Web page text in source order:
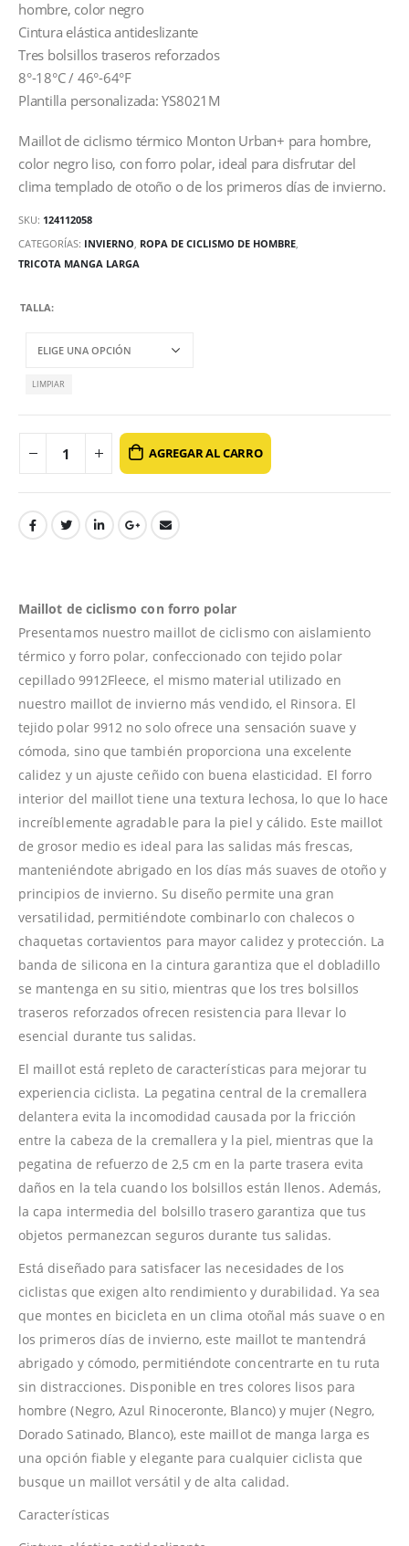
hombre, color negro
Cintura elástica antideslizante
Tres bolsillos traseros reforzados
8°-18°C / 46°-64°F
Plantilla personalizada: YS8021M
Maillot de ciclismo térmico Monton Urban+ para hombre,
color negro liso, con forro polar, ideal para disfrutar del
clima templado de otoño o de los primeros días de invierno.
SKU: 124112058
CATEGORÍAS: INVIERNO, ROPA DE CICLISMO DE HOMBRE,
TRICOTA MANGA LARGA
TALLA
LIMPIAR
AGREGAR AL CARRO
Maillot de ciclismo con forro polar
Presentamos nuestro maillot de ciclismo con aislamiento
térmico y forro polar, confeccionado con tejido polar
cepillado 9912Fleece, el mismo material utilizado en
nuestro maillot de invierno más vendido, el Rinsora. El
tejido polar 9912 no solo ofrece una sensación suave y
cómoda, sino que también proporciona una excelente
calidez y un ajuste ceñido con buena elasticidad. El forro
interior del maillot tiene una textura lechosa, lo que lo hace
increíblemente agradable para la piel y cálido. Este maillot
de grosor medio es ideal para las salidas más frescas,
manteniéndote abrigado en los días más suaves de otoño y
principios de invierno. Su diseño permite una gran
versatilidad, permitiéndote combinarlo con chalecos o
chaquetas cortavientos para mayor calidez y protección. La
banda de silicona en la cintura garantiza que el dobladillo
se mantenga en su sitio, mientras que los tres bolsillos
traseros reforzados ofrecen resistencia para llevar lo
esencial durante tus salidas.
El maillot está repleto de características para mejorar tu
experiencia ciclista. La pegatina central de la cremallera
delantera evita la incomodidad causada por la fricción
entre la cabeza de la cremallera y la piel, mientras que la
pegatina de refuerzo de 2,5 cm en la parte trasera evita
daños en la tela cuando los bolsillos están llenos. Además,
la capa intermedia del bolsillo trasero garantiza que tus
objetos permanezcan seguros durante tus salidas.
Está diseñado para satisfacer las necesidades de los
ciclistas que exigen alto rendimiento y durabilidad. Ya sea
que montes en bicicleta en un clima otoñal más suave o en
los primeros días de invierno, este maillot te mantendrá
abrigado y cómodo, permitiéndote concentrarte en tu ruta
sin distracciones. Disponible en tres colores lisos para
hombre (Negro, Azul Rinoceronte, Blanco) y mujer (Negro,
Dorado Satinado, Blanco), este maillot de manga larga es
una opción fiable y elegante para cualquier ciclista que
busque un maillot versátil y de alta calidad.
Características